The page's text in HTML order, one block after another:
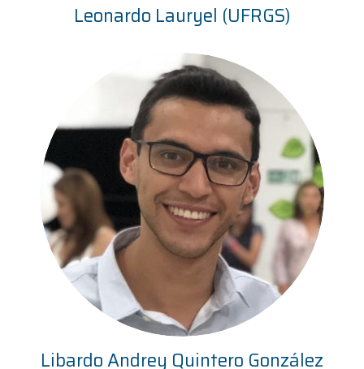
Leonardo Lauryel (UFRGS)
Libardo Andrey Quintero González